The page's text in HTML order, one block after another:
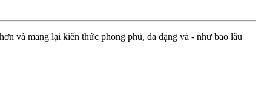
và mang lại kiến thức phong phú, đa dạng và - như bao lâu